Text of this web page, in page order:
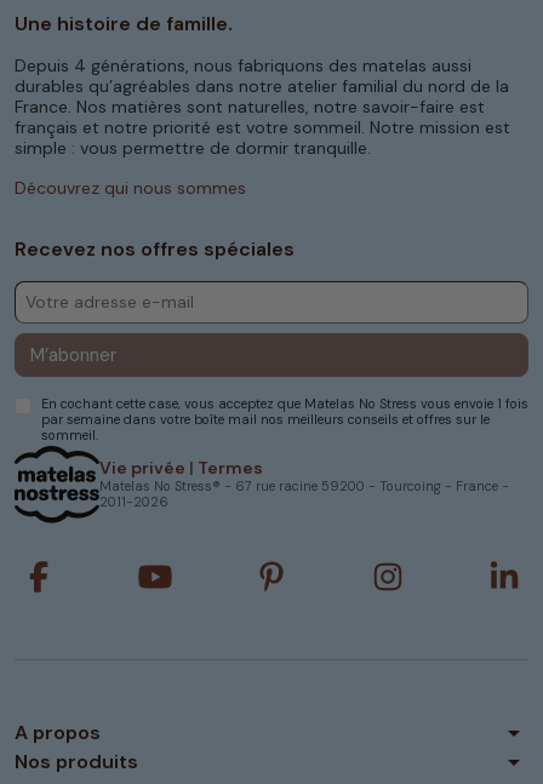
Vie privée | Termes
Matelas No Stress® - 67 rue racine 59200 - Tourcoing - France -
2011-2026
Une histoire de famille.
Depuis 4 générations, nous fabriquons des matelas aussi
durables qu’agréables dans notre atelier familial du nord de la
France. Nos matières sont naturelles, notre savoir-faire est
français et notre priorité est votre sommeil. Notre mission est
simple : vous permettre de dormir tranquille.
Découvrez qui nous sommes
Recevez nos offres spéciales
M’abonner
En cochant cette case, vous acceptez que Matelas No Stress vous envoie 1 fois
par semaine dans votre boîte mail nos meilleurs conseils et offres sur le
sommeil.
A propos arrow_drop_down
Nos produits arrow_drop_down